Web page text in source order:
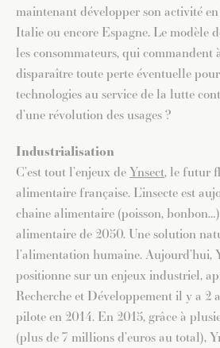
maintenant développer son activité
Italie ou encore Espagne. Le modèle
les consommateurs, qui commandent
disparaître toute perte éventuelle
technologies au service de la lutte
d’une révolution des usages ?
Industrialisation
C’est tout l’enjeux deYnsect, le futur
alimentaire française. L’insecte est
chaine alimentaire (poisson,
alimentaire de 2050. Une solution
l’alimentation humaine. Aujourd’hui,
positionne sur un enjeux industriel,
Recherche et Développement il y a 2
pilote en 2014. En 2015, grâce à
(plus de 7 millions d’euros au total),